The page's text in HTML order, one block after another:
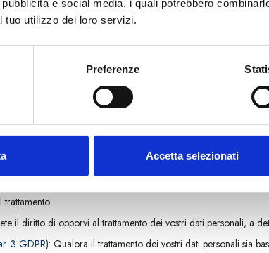
e social media, i quali potrebbero
tuo utilizzo dei loro servizi.
Preferenze
Accetta selezionati
i diritti dell'utente in merito ai suoi dati personali, in
impegniamo a garantire che possiate esercitare
di richiedere l'accesso alle informazioni personali in nostro
che le informazioni personali in nostro possesso siano
(Art. 17 GDPR): L'utente ha il diritto di richiedere la
circostanze.
Art. 18 GDPR
): L'utente ha il diritto di richiedere la limitazione
): Avete il diritto di ricevere i vostri dati personali in un
il diritto di opporvi al trattamento dei vostri dati personali, a
3 GDPR): Qualora il trattamento dei vostri dati personali sia